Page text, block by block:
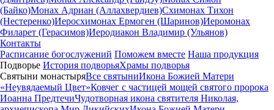
(Байко)Монах Адриан (Аллахвердиев)Схимонах Тихон
(Нестеренко)Иеросхимонах Ермоген (Шаринов)Иеромонах
Филарет (Герасимов)Иеродиакон Владимир (Ульянов)
Контакты
Расписание богослужений Поможем вместе Наша продукция
Подворье История подворьяХрамы подворья
Святыни монастыряВсе святыниИкона Божией Матери
«Неувядаемый Цвет»Ковчег с частицей мощей святого пророка
Иоанна ПредтечиЧудотворная икона святителя Николая,